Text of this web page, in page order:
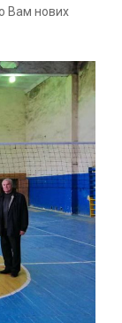
Вам нових